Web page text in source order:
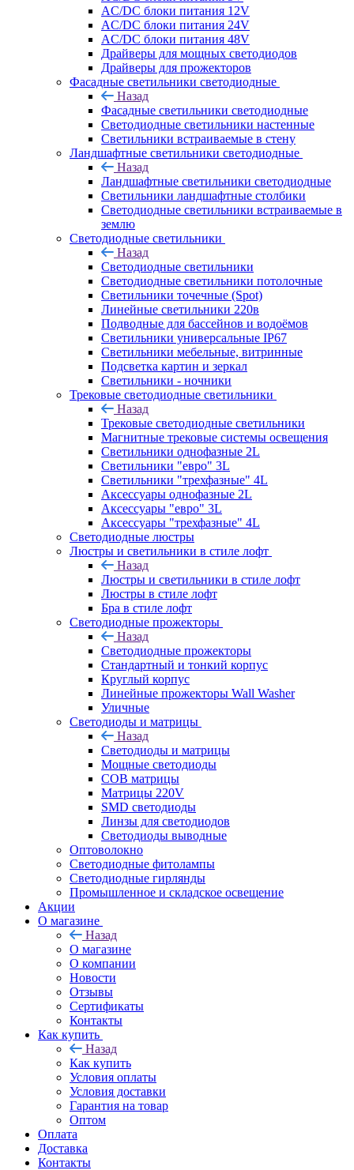
AC/DC блоки питания 12V
AC/DC блоки питания 24V
AC/DC блоки питания 48V
Драйверы для мощных светодиодов
Драйверы для прожекторов
Фасадные светильники светодиодные
Назад
Фасадные светильники светодиодные
Светодиодные светильники настенные
Светильники встраиваемые в стену
Ландшафтные светильники светодиодные
Назад
Ландшафтные светильники светодиодные
Светильники ландшафтные столбики
Светодиодные светильники встраиваемые в
землю
Светодиодные светильники
Назад
Светодиодные светильники
Светодиодные светильники потолочные
Светильники точечные (Spot)
Линейные светильники 220в
Подводные для бассейнов и водоёмов
Светильники универсальные IP67
Светильники мебельные, витринные
Подсветка картин и зеркал
Светильники - ночники
Трековые светодиодные светильники
Назад
Трековые светодиодные светильники
Магнитные трековые системы освещения
Светильники однофазные 2L
Светильники "евро" 3L
Светильники "трехфазные" 4L
Аксессуары однофазные 2L
Аксессуары "евро" 3L
Аксессуары "трехфазные" 4L
Светодиодные люстры
Люстры и светильники в стиле лофт
Назад
Люстры и светильники в стиле лофт
Люстры в стиле лофт
Бра в стиле лофт
Светодиодные прожекторы
Назад
Светодиодные прожекторы
Стандартный и тонкий корпус
Круглый корпус
Линейные прожекторы Wall Washer
Уличные
Светодиоды и матрицы
Назад
Светодиоды и матрицы
Мощные светодиоды
COB матрицы
Матрицы 220V
SMD светодиоды
Линзы для светодиодов
Светодиоды выводные
Оптоволокно
Светодиодные фитолампы
Светодиодные гирлянды
Промышленное и складское освещение
Акции
О магазине
Назад
О магазине
О компании
Новости
Отзывы
Сертификаты
Контакты
Как купить
Назад
Как купить
Условия оплаты
Условия доставки
Гарантия на товар
Оптом
Оплата
Доставка
Контакты